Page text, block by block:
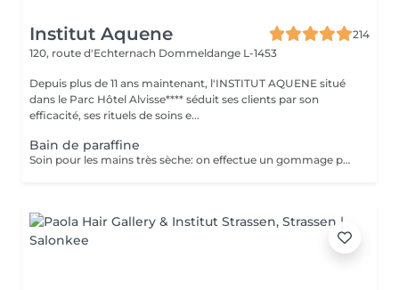
Institut Aquene
214
120, route d'Echternach Dommeldange L-1453
Depuis plus de 11 ans maintenant, l'INSTITUT AQUENE situé
dans le Parc Hôtel Alvisse**** séduit ses clients par son
efficacité, ses rituels de soins e...
Bain de paraffine
Soin pour les mains très sèche: on effectue un gommage pour enlever les peaux mortes, on applique une crème très grasse et on trempe les mains dans la paraffine chaude pour faire pénétrer la crème en profondeur et redonner aux mains la douceur. Après un temps de pose nous terminons par un massage des mains pour faire pénétrer l'excédant de crème.